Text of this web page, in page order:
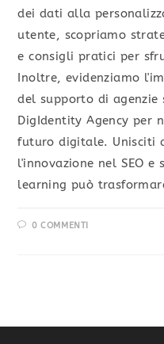
dei dati alla
utente, scopriamo
e consigli pratici per
Inoltre, evidenziamo
del supporto di agenzie
DigIdentity Agency per
futuro digitale. Unisciti
l'innovazione nel SEO e
learning può
0 COMMENTI